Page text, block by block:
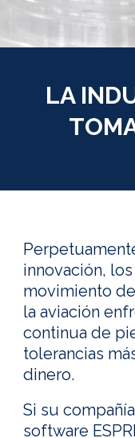
LA
innovación,
movimiento
la aviación
continua de
tolerancias
dinero.
Si su
software